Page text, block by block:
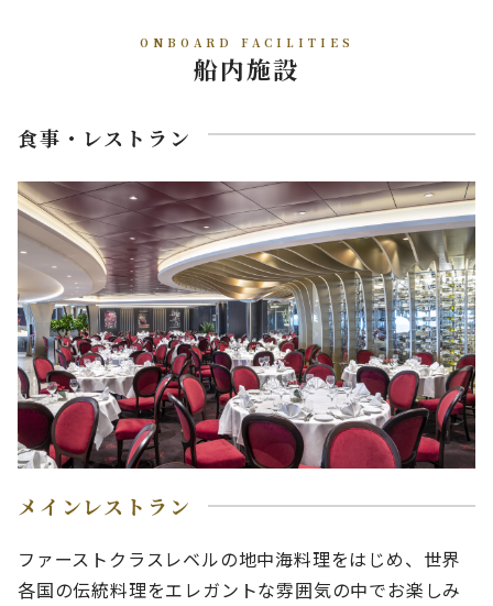
ONBOARD FACILITIES
船内施設
食事・レストラン
メインレストラン
ファーストクラスレベルの地中海料理をはじめ、世界
各国の伝統料理をエレガントな雰囲気の中でお楽しみ